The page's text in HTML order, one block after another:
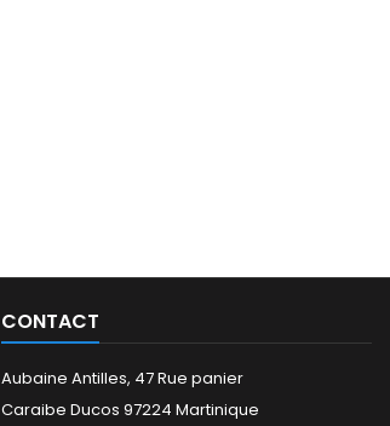
CONTACT
Aubaine Antilles, 47 Rue panier
Caraibe Ducos 97224 Martinique